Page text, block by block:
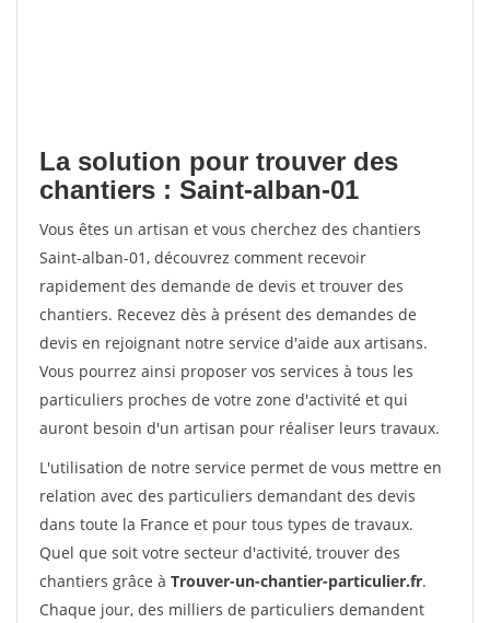
La solution pour trouver des
chantiers : Saint-alban-01
Vous êtes un artisan et vous cherchez des chantiers
Saint-alban-01, découvrez comment recevoir
rapidement des demande de devis et trouver des
chantiers. Recevez dès à présent des demandes de
devis en rejoignant notre service d'aide aux artisans.
Vous pourrez ainsi proposer vos services à tous les
particuliers proches de votre zone d'activité et qui
auront besoin d'un artisan pour réaliser leurs travaux.
L'utilisation de notre service permet de vous mettre en
relation avec des particuliers demandant des devis
dans toute la France et pour tous types de travaux.
Quel que soit votre secteur d'activité, trouver des
chantiers grâce à Trouver-un-chantier-particulier.fr.
Chaque jour, des milliers de particuliers demandent